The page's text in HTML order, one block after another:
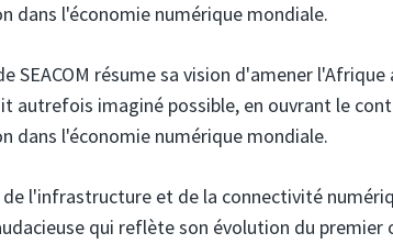
dans l'économie numérique mondiale.
SEACOM résume sa vision d'amener
autrefois imaginé possible, en ouvrant le
dans l'économie numérique mondiale.
l'infrastructure et de la connectivité
qui reflète son évolution du